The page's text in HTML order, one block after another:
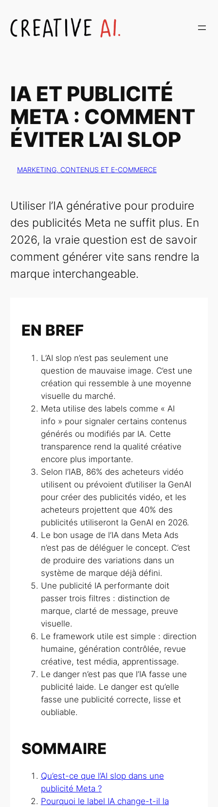
au
contenu
IA ET PUBLICITÉ
META : COMMENT
ÉVITER L’AI SLOP
MARKETING, CONTENUS ET E-COMMERCE
Utiliser l’IA générative pour produire
des publicités Meta ne suffit plus. En
2026, la vraie question est de savoir
comment générer vite sans rendre la
marque interchangeable.
EN BREF
L’AI slop n’est pas seulement une
question de mauvaise image. C’est une
création qui ressemble à une moyenne
visuelle du marché.
Meta utilise des labels comme « AI
info » pour signaler certains contenus
générés ou modifiés par IA. Cette
transparence rend la qualité créative
encore plus importante.
Selon l’IAB, 86% des acheteurs vidéo
utilisent ou prévoient d’utiliser la GenAI
pour créer des publicités vidéo, et les
acheteurs projettent que 40% des
publicités utiliseront la GenAI en 2026.
Le bon usage de l’IA dans Meta Ads
n’est pas de déléguer le concept. C’est
de produire des variations dans un
système de marque déjà défini.
Une publicité IA performante doit
passer trois filtres : distinction de
marque, clarté de message, preuve
visuelle.
Le framework utile est simple : direction
humaine, génération contrôlée, revue
créative, test média, apprentissage.
Le danger n’est pas que l’IA fasse une
publicité laide. Le danger est qu’elle
fasse une publicité correcte, lisse et
oubliable.
SOMMAIRE
Qu’est-ce que l’AI slop dans une
publicité Meta ?
Pourquoi le label IA change-t-il la